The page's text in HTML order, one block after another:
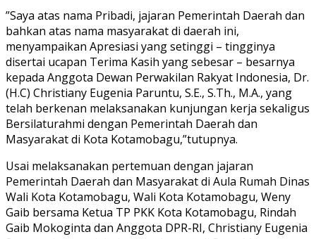
”Saya atas nama Pribadi, jajaran Pemerintah Daerah dan
bahkan atas nama masyarakat di daerah ini,
menyampaikan Apresiasi yang setinggi – tingginya
disertai ucapan Terima Kasih yang sebesar – besarnya
kepada Anggota Dewan Perwakilan Rakyat Indonesia, Dr.
(H.C) Christiany Eugenia Paruntu, S.E., S.Th., M.A., yang
telah berkenan melaksanakan kunjungan kerja sekaligus
Bersilaturahmi dengan Pemerintah Daerah dan
Masyarakat di Kota Kotamobagu,”tutupnya.
Usai melaksanakan pertemuan dengan jajaran
Pemerintah Daerah dan Masyarakat di Aula Rumah Dinas
Wali Kota Kotamobagu, Wali Kota Kotamobagu, Weny
Gaib bersama Ketua TP PKK Kota Kotamobagu, Rindah
Gaib Mokoginta dan Anggota DPR-RI, Christiany Eugenia